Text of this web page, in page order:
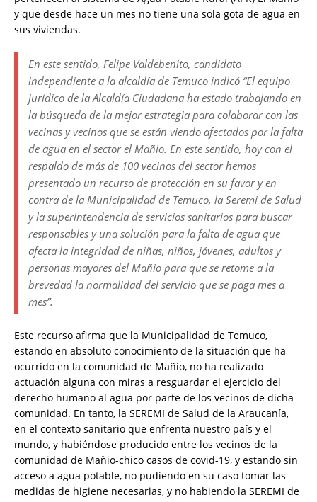
y que desde hace un mes no tiene una sola gota de agua en
sus viviendas.
En este sentido, Felipe Valdebenito, candidato
independiente a la alcaldía de Temuco indicó “El equipo
jurídico de la Alcaldía Ciudadana ha estado trabajando en
la búsqueda de la mejor estrategia para colaborar con las
vecinas y vecinos que se están viendo afectados por la falta
de agua en el sector el Mañio. En este sentido, hoy con el
respaldo de más de 100 vecinos del sector hemos
presentado un recurso de protección en su favor y en
contra de la Municipalidad de Temuco, la Seremi de Salud
y la superintendencia de servicios sanitarios para buscar
responsables y una solución para la falta de agua que
afecta la integridad de niñas, niños, jóvenes, adultos y
personas mayores del Mañio para que se retome a la
brevedad la normalidad del servicio que se paga mes a
mes”.
Este recurso afirma que la Municipalidad de Temuco,
estando en absoluto conocimiento de la situación que ha
ocurrido en la comunidad de Mañio, no ha realizado
actuación alguna con miras a resguardar el ejercicio del
derecho humano al agua por parte de los vecinos de dicha
comunidad. En tanto, la SEREMI de Salud de la Araucanía,
en el contexto sanitario que enfrenta nuestro país y el
mundo, y habiéndose producido entre los vecinos de la
comunidad de Mañio-chico casos de covid-19, y estando sin
acceso a agua potable, no pudiendo en su caso tomar las
medidas de higiene necesarias, y no habiendo la SEREMI de